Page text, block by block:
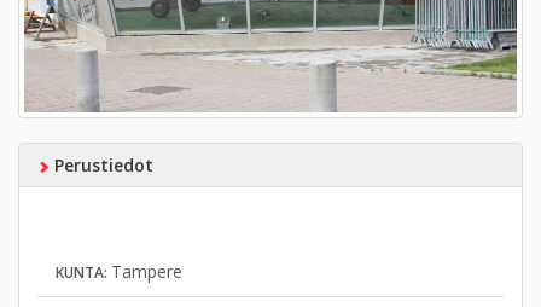
Perustiedot
KUNTA: Tampere